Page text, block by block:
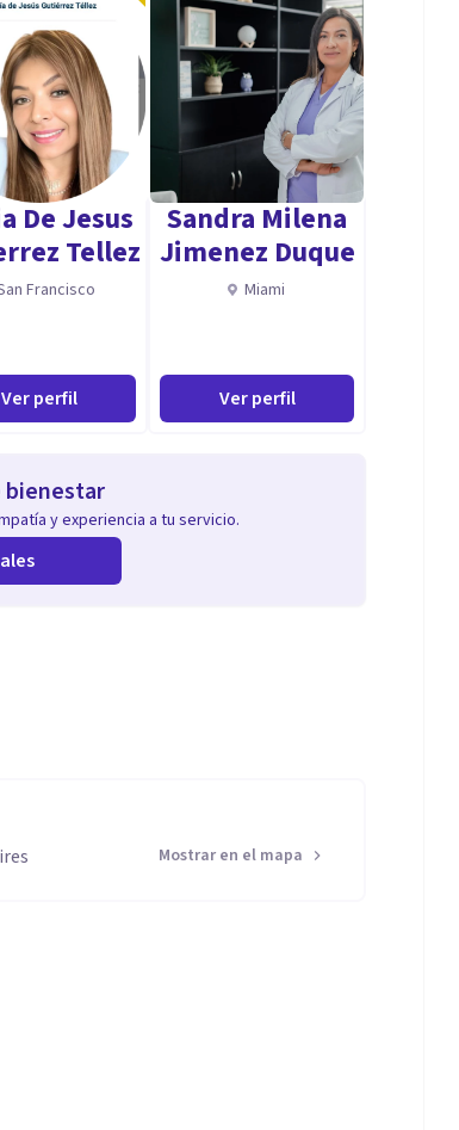
De Jesus
Tellez
Francisco
Ver perfil
Sandra Milena
Jimenez Duque
Miami
Ver perfil
bienestar
y experiencia a tu servicio.
Mostrar en el mapa